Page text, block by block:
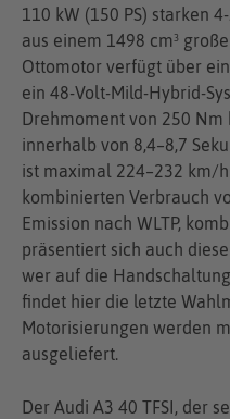
110 kW (150 PS) starken
aus einem 1498 cm³
Ottomotor verfügt über
ein 48-Volt-Mild-Hybrid-
Drehmoment von 250 Nm
innerhalb von 8,4–8,7
ist maximal 224–232 km/
kombinierten Verbrauch
Emission nach WLTP,
präsentiert sich auch
wer auf die
findet hier die letzte
Motorisierungen werden
ausgeliefert.
Der Audi A3 40 TFSI, der